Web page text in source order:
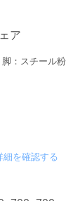
ア
：スチール粉
細を確認する